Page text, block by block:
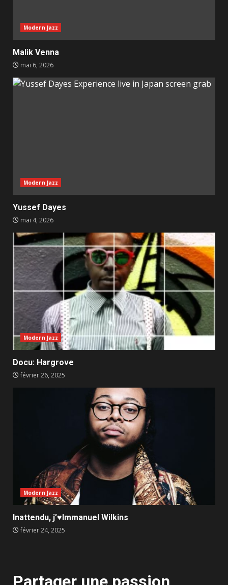
Modern Jazz
Malik Venna
mai 6, 2026
Modern Jazz
Yussef Dayes
mai 4, 2026
Modern Jazz
Docu: Hargrove
février 26, 2025
Modern Jazz
Inattendu, j’♥️Immanuel Wilkins
février 24, 2025